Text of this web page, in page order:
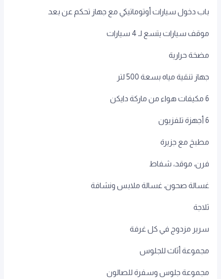
باب دخول سيارات أوتوماتيكي مع جهاز تحكم عن بعد
موقف سيارات يتسع لـ 4 سيارات
مضخة حرارية
جهاز تنقية مياه بسعة 500 لتر
6 مكيفات هواء من ماركة دايكن
6 أجهزة تلفزيون
مطبخ مع جزيرة
فرن، موقد، شفاط
غسالة صحون، غسالة ملابس ونشافة
ثلاجة
سرير مزدوج في كل غرفة
مجموعة أثاث للجلوس
مجموعة جلوس وسفرة للصالون